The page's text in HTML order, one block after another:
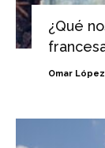
¿Qué
Omar